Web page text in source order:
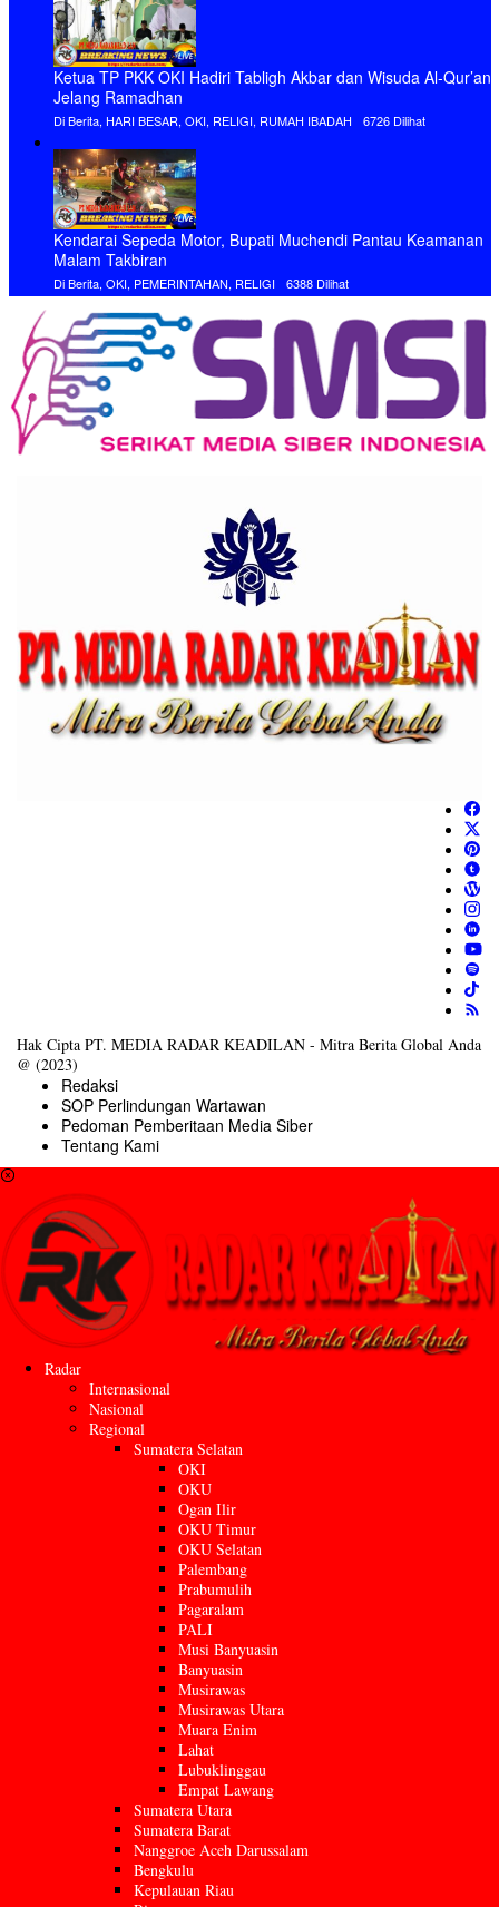
Ketua TP PKK OKI Hadiri Tabligh Akbar dan Wisuda Al-Qur’an
Jelang Ramadhan
Di Berita, HARI BESAR, OKI, RELIGI, RUMAH IBADAH 6726 Dilihat
Kendarai Sepeda Motor, Bupati Muchendi Pantau Keamanan
Malam Takbiran
Di Berita, OKI, PEMERINTAHAN, RELIGI 6388 Dilihat
Hak Cipta PT. MEDIA RADAR KEADILAN - Mitra Berita Global Anda
@ (2023)
Redaksi
SOP Perlindungan Wartawan
Pedoman Pemberitaan Media Siber
Tentang Kami
Radar
Internasional
Nasional
Regional
Sumatera Selatan
OKI
OKU
Ogan Ilir
OKU Timur
OKU Selatan
Palembang
Prabumulih
Pagaralam
PALI
Musi Banyuasin
Banyuasin
Musirawas
Musirawas Utara
Muara Enim
Lahat
Lubuklinggau
Empat Lawang
Sumatera Utara
Sumatera Barat
Nanggroe Aceh Darussalam
Bengkulu
Kepulauan Riau